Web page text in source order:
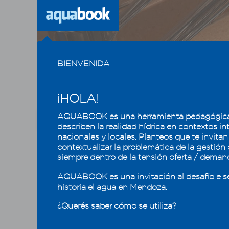
Previous
CAPÍTULO 1 2 3 4 5
Usos y calidad del agua, la
eficiencia que mantiene
4.1 - Usos del agua en Mendoza
4.2 - Calidad del agua
tal,
BIENVENIDA
¡HOLA!
AQUABOOK es una herramienta
describen la realidad hídrica en contextos
nacionales y locales. Planteos que te
contextualizar la problemática de la gestión
siempre dentro de la tensión oferta /
AQUABOOK es una invitación al desafío e
historia el agua en Mendoza.
¿Querés saber cómo se utiliza?